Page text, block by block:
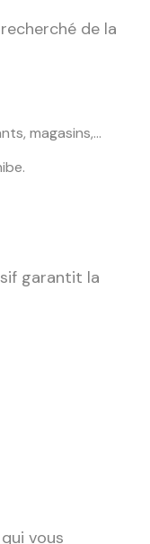
de la
magasins,…
garantit la
vous